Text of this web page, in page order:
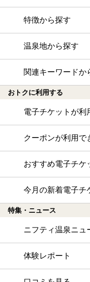
特徴から探す
温泉地から探す
関連キーワードか
おトクに利用する
電子チケットが利
クーポンが利用で
おすすめ電子チケ
今月の新着電子チ
特集・ニュース
ニフティ温泉ニュ
体験レポート